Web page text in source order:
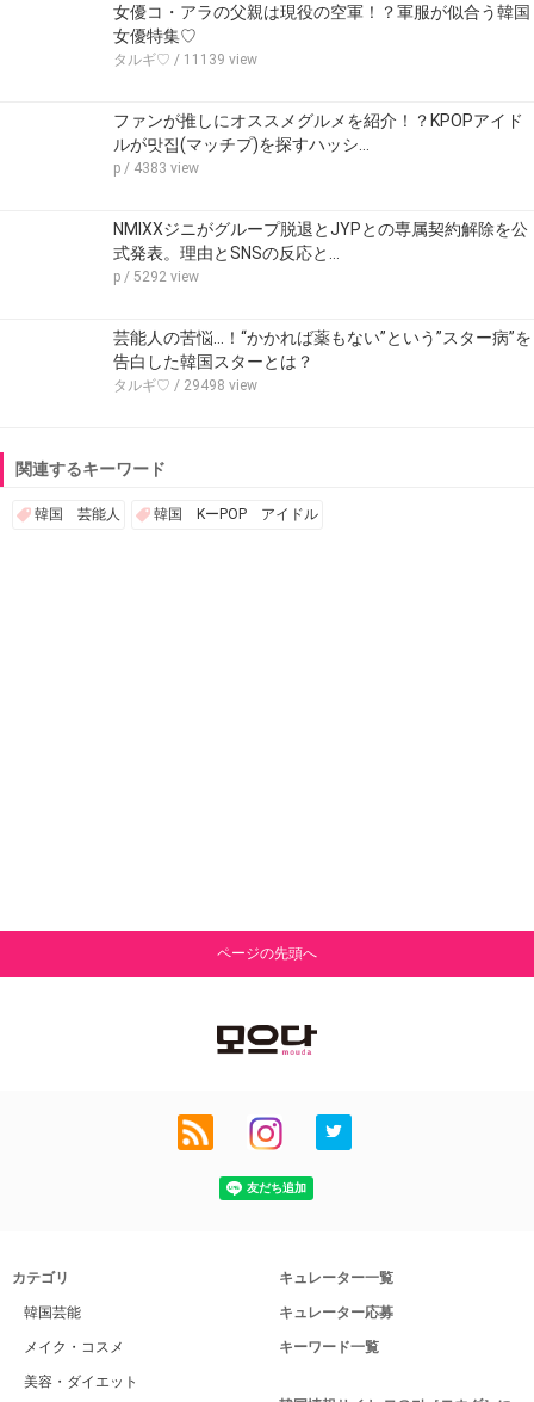
女優コ・アラの父親は現役の空軍！？軍服が似合う韓国
女優特集♡
タルギ♡ / 11139 view
ファンが推しにオススメグルメを紹介！？KPOPアイド
ルが맛집(マッチプ)を探すハッシ…
p / 4383 view
NMIXXジニがグループ脱退とJYPとの専属契約解除を公
式発表。理由とSNSの反応と…
p / 5292 view
芸能人の苦悩…！“かかれば薬もない”という”スター病”を
告白した韓国スターとは？
タルギ♡ / 29498 view
関連するキーワード
韓国 芸能人 韓国 KーPOP アイドル
ページの先頭へ
カテゴリ
韓国芸能
メイク・コスメ
美容・ダイエット
キュレーター一覧
キュレーター応募
キーワード一覧